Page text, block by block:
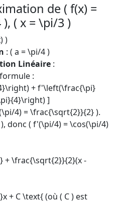
de ( f(x) =
( x = \pi/3 )
)
: ( a = \pi/4 )
Linéaire :
:
+ f'\left(\frac{\pi}
]
4) = \frac{\sqrt{2}}{2} ).
donc ( f'(\pi/4) = \cos(\pi/4)
+ \frac{\sqrt{2}}{2}(x -
+ C \text{ (où ( C ) est